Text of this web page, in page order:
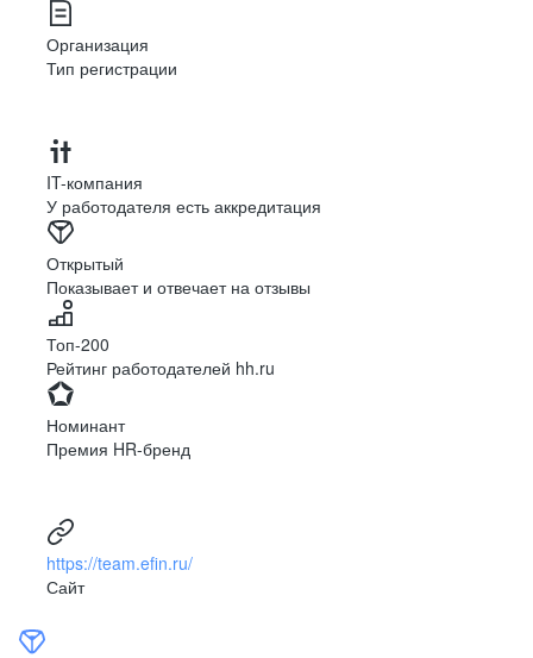
Организация
Тип регистрации
IT-компания
У работодателя есть аккредитация
Открытый
Показывает и отвечает на отзывы
Топ-200
Рейтинг работодателей hh.ru
Номинант
Премия HR-бренд
https://team.efin.ru/
Сайт